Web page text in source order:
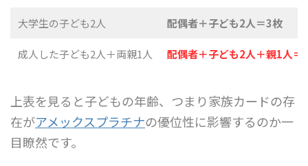
大学生の子ども2人 配偶者＋子ども2人＝3枚
成人した子ども2人＋両親1人 配偶者＋子ども2人＋親1人＝
上表を見ると子どもの年齢、つまり家族カードの存
在がアメックスプラチナの優位性に影響するのか一
目瞭然です。